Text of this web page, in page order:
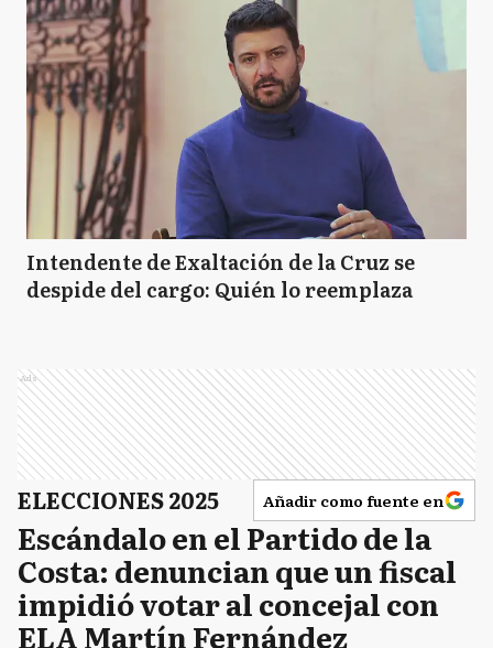
Intendente de Exaltación de la Cruz se
despide del cargo: Quién lo reemplaza
Ads
ELECCIONES 2025 Añadir como fuente en
Escándalo en el Partido de la
Costa: denuncian que un fiscal
impidió votar al concejal con
ELA Martín Fernández